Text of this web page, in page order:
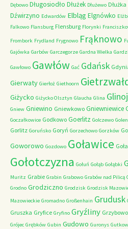
Dębowo Długosiodło Dłużek Dłużewo Dłużka
Dźwirzyno Edwardów Elbląg Elgnówko
Falkowo Flansburg Flensburg Florynki
Frombork Frydland Frygnowo Frąknowo
Gajówka Garbów Garczegorze Gardna Wielka
Gawłowo Gawłów Gać Gdańsk
Gierwaty Gierłoż Giethoorn
Giżycko Giżycko Olsztyn Glaucha Glina
Gniew Gniewino Gniewkowo Gniewniewice
Goczałkowice Godkowo Goerlitz Golczewo
Gorlitz Goruńsko Goryń Gorzechowo Gorzków
Goworowo Gozdowo Goławice
Gołotczyzna Gołuń Gołąb Gołąbki
Muritz Grabie Grabin Grabowo Grabów nad Pilicą
Grodno Grodziczno Grodzisk Grodzisk
Mazowieckie Gromadno Großenhain Grudusk
Gruszka Gryfice Gryfino Gryźliny Grzybowo
Grójec Grębków Gubin Gudowo Guronys